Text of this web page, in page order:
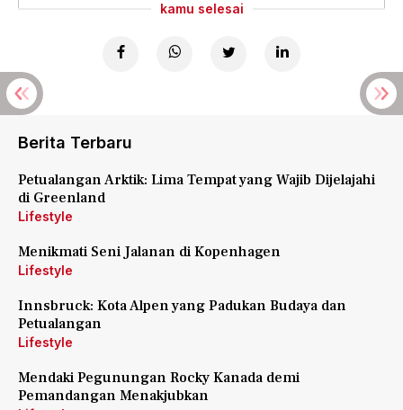
kamu selesai
Berita Terbaru
Petualangan Arktik: Lima Tempat yang Wajib Dijelajahi
di Greenland
Lifestyle
Menikmati Seni Jalanan di Kopenhagen
Lifestyle
Innsbruck: Kota Alpen yang Padukan Budaya dan
Petualangan
Lifestyle
Mendaki Pegunungan Rocky Kanada demi
Pemandangan Menakjubkan